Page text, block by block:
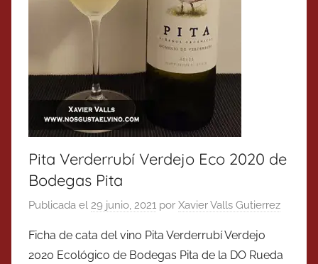
Pita Verderrubí Verdejo Eco 2020 de
Bodegas Pita
Publicada el 29 junio, 2021 por Xavier Valls Gutierrez
Ficha de cata del vino Pita Verderrubí Verdejo
2020 Ecológico de Bodegas Pita de la DO Rueda